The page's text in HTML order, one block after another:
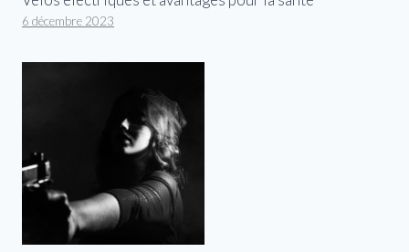
6 décembre 2023